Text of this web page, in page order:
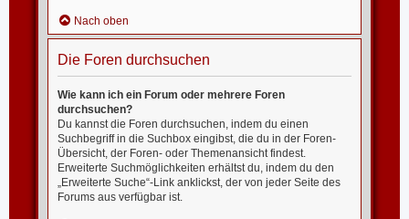
Nach oben
Die Foren durchsuchen
Wie kann ich ein Forum oder mehrere Foren
durchsuchen?
Du kannst die Foren durchsuchen, indem du einen
Suchbegriff in die Suchbox eingibst, die du in der Foren-
Übersicht, der Foren- oder Themenansicht findest.
Erweiterte Suchmöglichkeiten erhältst du, indem du den
„Erweiterte Suche“-Link anklickst, der von jeder Seite des
Forums aus verfügbar ist.